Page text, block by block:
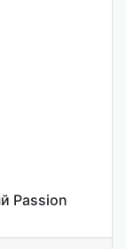
Passion